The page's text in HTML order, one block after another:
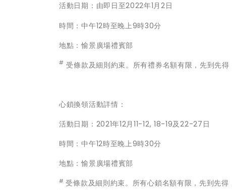
活動日期：由即日至2022年1月2日
時間：中午12時至晚上9時30分
地點：愉景廣場禮賓部
# 受條款及細則約束。所有禮券名額有限，先到先得
心鎖換領活動詳情：
活動日期：2021年12月11-12, 18-19及22-27日
時間：中午12時至晚上9時30分
地點：愉景廣場禮賓部
# 受條款及細則約束。所有心鎖名額有限，先到先